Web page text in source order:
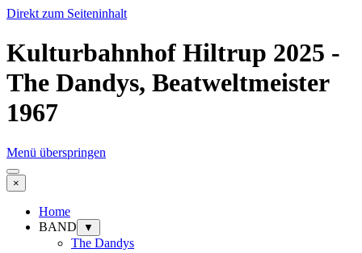
Direkt zum Seiteninhalt
Kulturbahnhof Hiltrup 2025 -
The Dandys, Beatweltmeister
1967
Menü überspringen
×
Home
BAND
▼
The Dandys